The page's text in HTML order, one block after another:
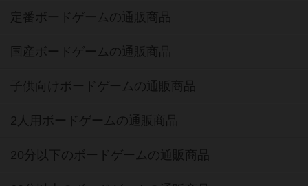
定番ボードゲームの通販商品
国産ボードゲームの通販商品
子供向けボードゲームの通販商品
2人用ボードゲームの通販商品
20分以下のボードゲームの通販商品